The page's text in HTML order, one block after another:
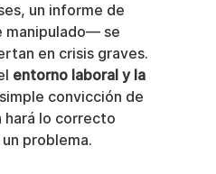
un informe de
manipulado— se
en crisis graves.
entorno laboral y la
convicción de
hará lo correcto
problema.